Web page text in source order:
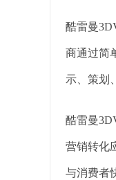
酷雷曼
商通过简
示、策划
酷雷曼
营销转化
与消费者